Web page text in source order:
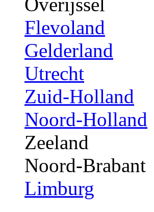
Flevoland
Gelderland
Utrecht
Zuid-Holland
Noord-Holland
Zeeland
Noord-Brabant
Limburg